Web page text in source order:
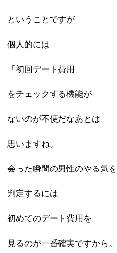
ということですが
個人的には
「初回デート費用」
をチェックする機能が
ないのが不便だなあとは
思いますね。
会った瞬間の男性のやる気を
判定するには
初めてのデート費用を
見るのが一番確実ですから。